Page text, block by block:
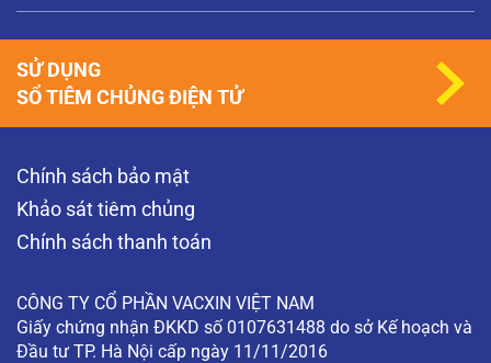
Chính sách bảo mật
Khảo sát tiêm chủng
Chính sách thanh toán
CÔNG TY CỔ PHẦN VACXIN VIỆT NAM
Giấy chứng nhận ĐKKD số 0107631488 do sở Kế hoạch và
Đầu tư TP. Hà Nội cấp ngày 11/11/2016
SỬ DỤNG
SỔ TIÊM CHỦNG ĐIỆN TỬ